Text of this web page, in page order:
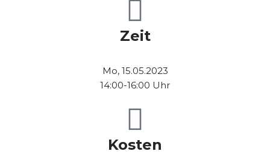
Zeit
Mo, 15.05.2023
14:00-16:00 Uhr
Kosten